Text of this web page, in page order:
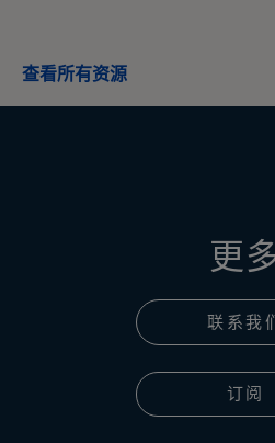
查看所有资源
更
联系我们
订阅